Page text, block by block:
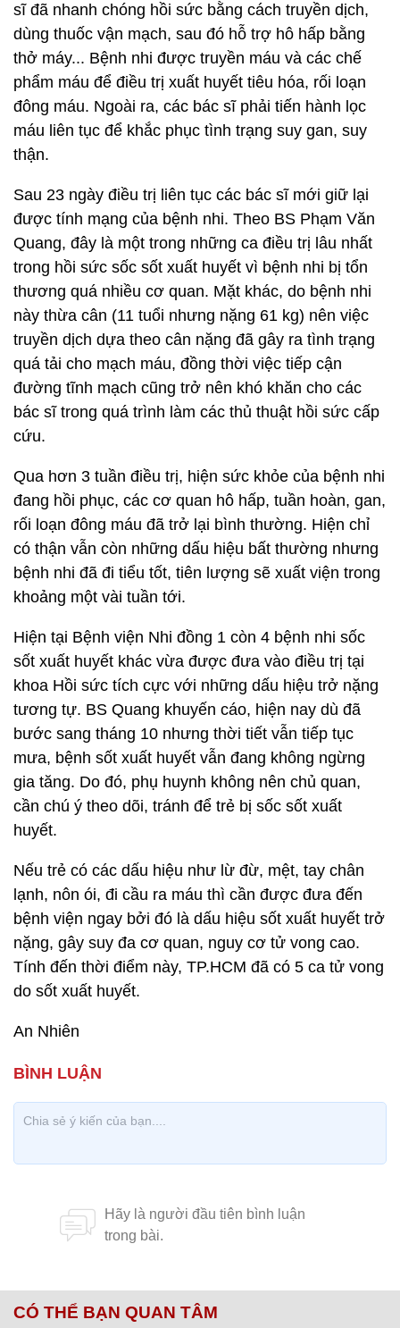
sĩ đã nhanh chóng hồi sức bằng cách truyền dịch,
dùng thuốc vận mạch, sau đó hỗ trợ hô hấp bằng
thở máy... Bệnh nhi được truyền máu và các chế
phẩm máu để điều trị xuất huyết tiêu hóa, rối loạn
đông máu. Ngoài ra, các bác sĩ phải tiến hành lọc
máu liên tục để khắc phục tình trạng suy gan, suy
thận.
Sau 23 ngày điều trị liên tục các bác sĩ mới giữ lại
được tính mạng của bệnh nhi. Theo BS Phạm Văn
Quang, đây là một trong những ca điều trị lâu nhất
trong hồi sức sốc sốt xuất huyết vì bệnh nhi bị tổn
thương quá nhiều cơ quan. Mặt khác, do bệnh nhi
này thừa cân (11 tuổi nhưng nặng 61 kg) nên việc
truyền dịch dựa theo cân nặng đã gây ra tình trạng
quá tải cho mạch máu, đồng thời việc tiếp cận
đường tĩnh mạch cũng trở nên khó khăn cho các
bác sĩ trong quá trình làm các thủ thuật hồi sức cấp
cứu.
Qua hơn 3 tuần điều trị, hiện sức khỏe của bệnh nhi
đang hồi phục, các cơ quan hô hấp, tuần hoàn, gan,
rối loạn đông máu đã trở lại bình thường. Hiện chỉ
có thận vẫn còn những dấu hiệu bất thường nhưng
bệnh nhi đã đi tiểu tốt, tiên lượng sẽ xuất viện trong
khoảng một vài tuần tới.
Hiện tại Bệnh viện Nhi đồng 1 còn 4 bệnh nhi sốc
sốt xuất huyết khác vừa được đưa vào điều trị tại
khoa Hồi sức tích cực với những dấu hiệu trở nặng
tương tự. BS Quang khuyến cáo, hiện nay dù đã
bước sang tháng 10 nhưng thời tiết vẫn tiếp tục
mưa, bệnh sốt xuất huyết vẫn đang không ngừng
gia tăng. Do đó, phụ huynh không nên chủ quan,
cần chú ý theo dõi, tránh để trẻ bị sốc sốt xuất
huyết.
Nếu trẻ có các dấu hiệu như lừ đừ, mệt, tay chân
lạnh, nôn ói, đi cầu ra máu thì cần được đưa đến
bệnh viện ngay bởi đó là dấu hiệu sốt xuất huyết trở
nặng, gây suy đa cơ quan, nguy cơ tử vong cao.
Tính đến thời điểm này, TP.HCM đã có 5 ca tử vong
do sốt xuất huyết.
An Nhiên
CÓ THỂ BẠN QUAN TÂM